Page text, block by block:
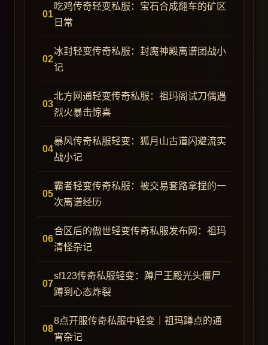
吃鸡传奇轻变私服：宝石合成翻车的矿区
日常
冰封轻变传奇私服：封魔神殿离谱团战小
记
北方网通轻变传奇私服：祖玛阁试刀偶遇
烈火暴击惊喜
暴风传奇私服轻变：狐月山古道闪避流实
战小记
霸者轻变传奇私服：被交易套路拿捏的一
次离谱经历
合区后的傲世轻变传奇私服发布网：祖玛
清怪杂记
sf123传奇私服轻变：蹲尸王殿光头僵尸
蹲到心态炸裂
8点开服传奇私服中轻变｜祖玛蹲点的通
宵杂记